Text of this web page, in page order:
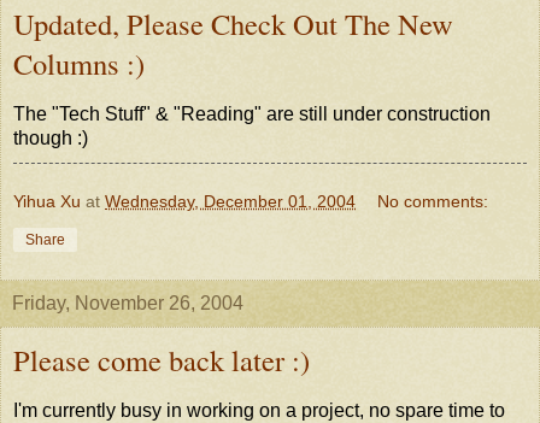
Updated, Please Check Out The New
Columns :)
The "Tech Stuff" & "Reading" are still under construction
though :)
Yihua Xu at Wednesday, December 01, 2004 No comments:
Share
Friday, November 26, 2004
Please come back later :)
I'm currently busy in working on a project, no spare time to